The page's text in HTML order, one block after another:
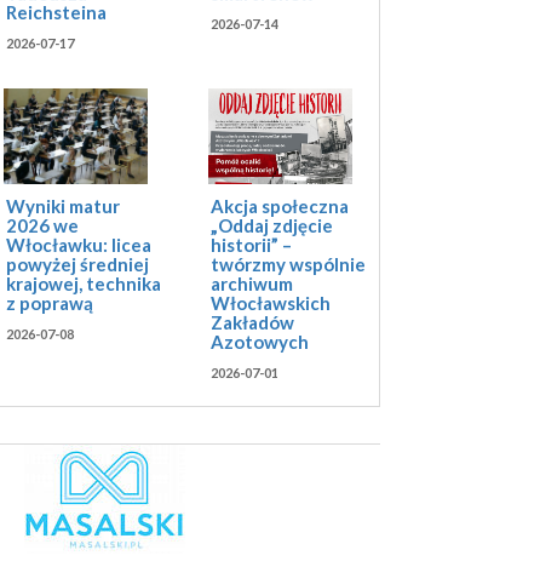
Reichsteina
2026-07-17
2026-07-14
Wyniki matur
2026 we
Włocławku: licea
powyżej średniej
krajowej, technika
z poprawą
2026-07-08
Akcja społeczna
„Oddaj zdjęcie
historii” –
twórzmy wspólnie
archiwum
Włocławskich
Zakładów
Azotowych
2026-07-01